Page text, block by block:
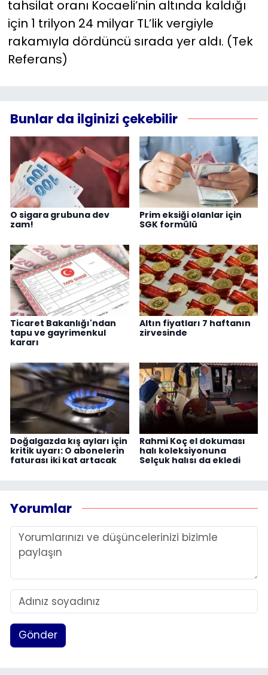
tahsilat oranı Kocaeli’nin altında kaldığı
için 1 trilyon 24 milyar TL’lik vergiyle
rakamıyla dördüncü sırada yer aldı. (Tek
Referans)
Bunlar da ilginizi çekebilir
O sigara grubuna dev
zam!
Prim eksiği olanlar için
SGK formülü
Ticaret Bakanlığı'ndan
tapu ve gayrimenkul
kararı
Altın fiyatları 7 haftanın
zirvesinde
Doğalgazda kış ayları için
kritik uyarı: O abonelerin
faturası iki kat artacak
Rahmi Koç el dokuması
halı koleksiyonuna
Selçuk halısı da ekledi
Yorumlar
Gönder